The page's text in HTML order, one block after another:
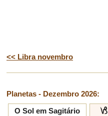
<< Libra novembro
Planetas - Dezembro 2026:
O Sol em Sagitário
j